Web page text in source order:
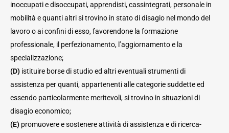
inoccupati e disoccupati, apprendisti, cassintegrati, personale in
mobilità e quanti altri si trovino in stato di disagio nel mondo del
lavoro o ai confini di esso, favorendone la formazione
professionale, il perfezionamento, l’aggiornamento e la
specializzazione;
(D) istituire borse di studio ed altri eventuali strumenti di
assistenza per quanti, appartenenti alle categorie suddette ed
essendo particolarmente meritevoli, si trovino in situazioni di
disagio economico;
(E) promuovere e sostenere attività di assistenza e di ricerca-